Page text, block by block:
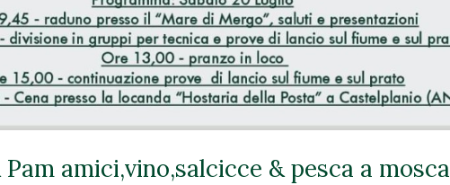
Pam amici,vino,salcicce & pesca a mosca